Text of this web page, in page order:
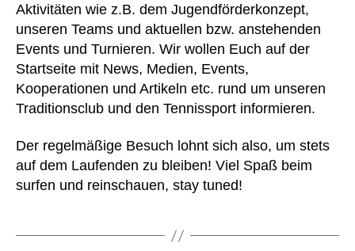
Aktivitäten wie z.B. dem Jugendförderkonzept,
unseren Teams und aktuellen bzw. anstehenden
Events und Turnieren. Wir wollen Euch auf der
Startseite mit News, Medien, Events,
Kooperationen und Artikeln etc. rund um unseren
Traditionsclub und den Tennissport informieren.
Der regelmäßige Besuch lohnt sich also, um stets
auf dem Laufenden zu bleiben! Viel Spaß beim
surfen und reinschauen, stay tuned!